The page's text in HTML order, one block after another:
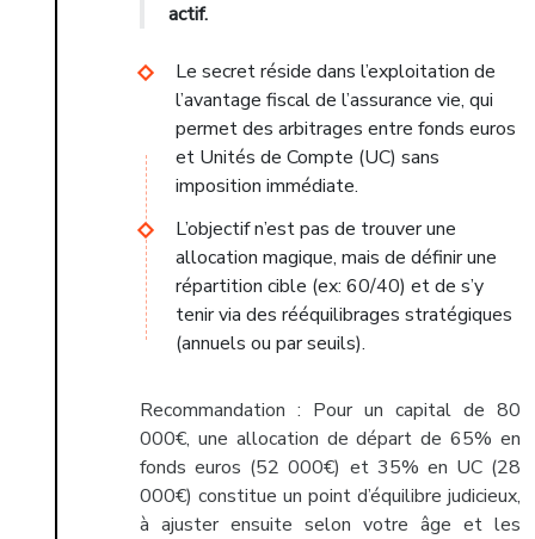
actif.
Le secret réside dans l’exploitation de
l’avantage fiscal de l’assurance vie, qui
permet des arbitrages entre fonds euros
et Unités de Compte (UC) sans
imposition immédiate.
L’objectif n’est pas de trouver une
allocation magique, mais de définir une
répartition cible (ex: 60/40) et de s’y
tenir via des rééquilibrages stratégiques
(annuels ou par seuils).
Recommandation : Pour un capital de 80
000€, une allocation de départ de 65% en
fonds euros (52 000€) et 35% en UC (28
000€) constitue un point d’équilibre judicieux,
à ajuster ensuite selon votre âge et les